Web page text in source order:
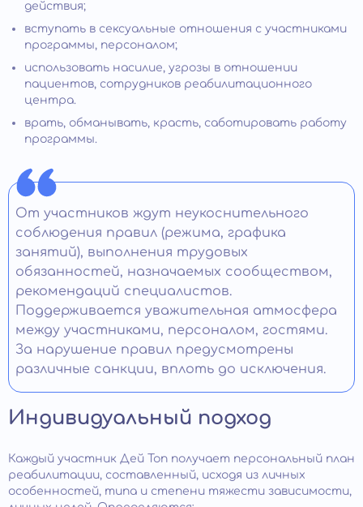
действия;
вступать в сексуальные отношения с участниками
программы, персоналом;
использовать насилие, угрозы в отношении
пациентов, сотрудников реабилитационного
центра.
врать, обманывать, красть, саботировать работу
программы.
От участников ждут неукоснительного
соблюдения правил (режима, графика
занятий), выполнения трудовых
обязанностей, назначаемых сообществом,
рекомендаций специалистов.
Поддерживается уважительная атмосфера
между участниками, персоналом, гостями.
За нарушение правил предусмотрены
различные санкции, вплоть до исключения.
Индивидуальный подход
Каждый участник Дей Топ получает персональный план
реабилитации, составленный, исходя из личных
особенностей, типа и степени тяжести зависимости,